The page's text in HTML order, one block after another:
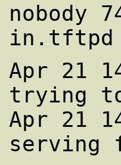
nobody
Apr 21
trying
Apr 21